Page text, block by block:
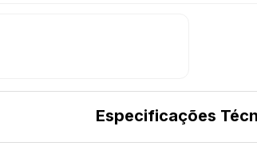
Especificações